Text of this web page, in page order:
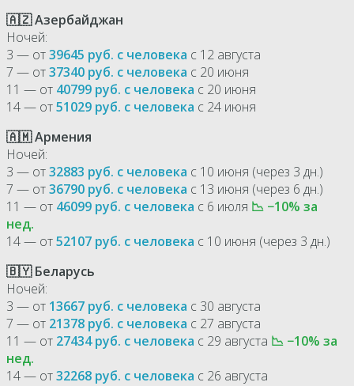
🇦🇿 Азербайджан
Ночей:
3 — от39645 руб. с человека с 12 августа
7 — от37340 руб. с человека с 20 июня
11 — от 40799 руб. с человека с 20 июня
14 — от51029 руб. с человека с 24 июня
🇦🇲 Армения
Ночей:
3 — от32883 руб. с человека с 10 июня (через 3 дн.)
7 — от36790 руб. с человека с 13 июня (через 6 дн.)
11 — от 46099 руб. с человека с 6 июля 📉 −10% за
нед.
14 — от52107 руб. с человека с 10 июня (через 3 дн.)
🇧🇾 Беларусь
Ночей:
3 — от 13667 руб. с человека с 30 августа
7 — от 21378 руб. с человека с 27 августа
11 — от 27434 руб. с человека с 29 августа 📉 −10% за
нед.
14 — от32268 руб. с человека с 26 августа